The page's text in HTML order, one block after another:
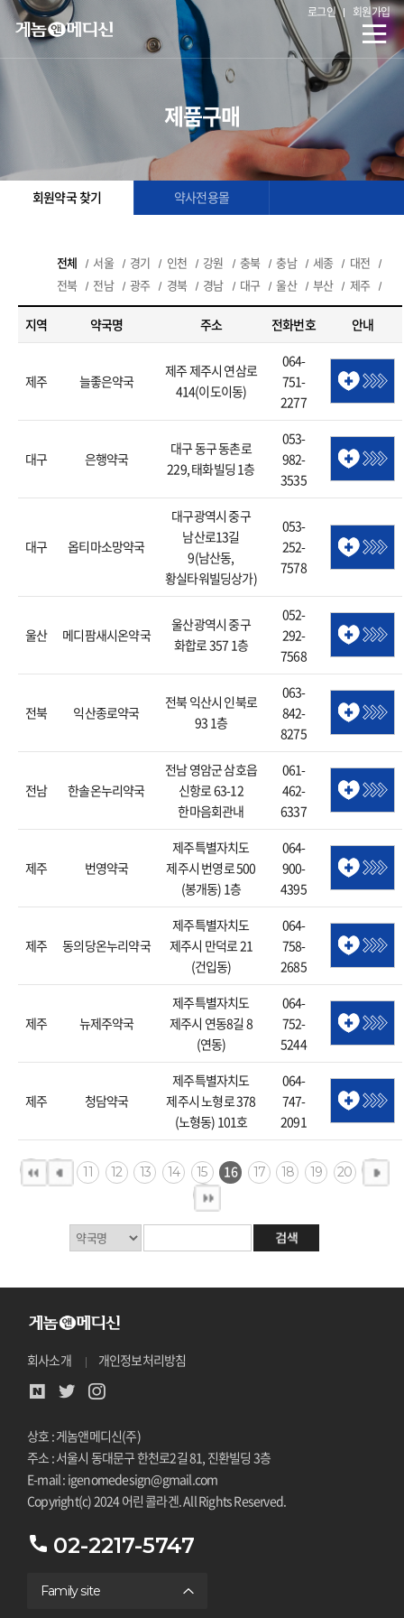
로그인 회원가입
제품구매
회원약국 찾기 약사전용몰
전체 서울 경기 인천 강원 충북 충남 세종
대전
전북
전남 광주 경북 경남 대구 울산 부산 제주
지역 약국명 주소 전화번호 안내
제주 늘좋은약국
제주 제주시 연삼로
414(이도이동)
064-
751-
2277
대구 은행약국
대구 동구 동촌로
229, 태화빌딩 1층
053-
982-
3535
대구 옵티마소망약국
대구광역시 중구
남산로13길
9(남산동,
황실타워빌딩상가)
053-
252-
7578
울산 메디팜새시온약국
울산광역시 중구
화합로 357 1층
052-
292-
7568
전북 익산종로약국
전북 익산시 인북로
93 1층
063-
842-
8275
전남 한솔온누리약국
전남 영암군 삼호읍
신항로 63-12
한마음회관내
061-
462-
6337
제주 번영약국
제주특별자치도
제주시 번영로 500
(봉개동) 1층
064-
900-
4395
제주 동의당온누리약국
제주특별자치도
제주시 만덕로 21
(건입동)
064-
758-
2685
제주 뉴제주약국
제주특별자치도
제주시 연동8길 8
(연동)
064-
752-
5244
제주 청담약국
제주특별자치도
제주시 노형로 378
(노형동) 101호
064-
747-
2091
11 12 13 14 15 16 17 18 19 20
회사소개 개인정보처리방침
상호 : 게놈앤메디신(주)
주소 : 서울시 동대문구 한천로2길 81, 진환빌딩 3층
E-mail : igenomedesign@gmail.com
Copyright(c) 2024 어린 콜라겐. All Rights Reserved.
02-2217-5747
Family site